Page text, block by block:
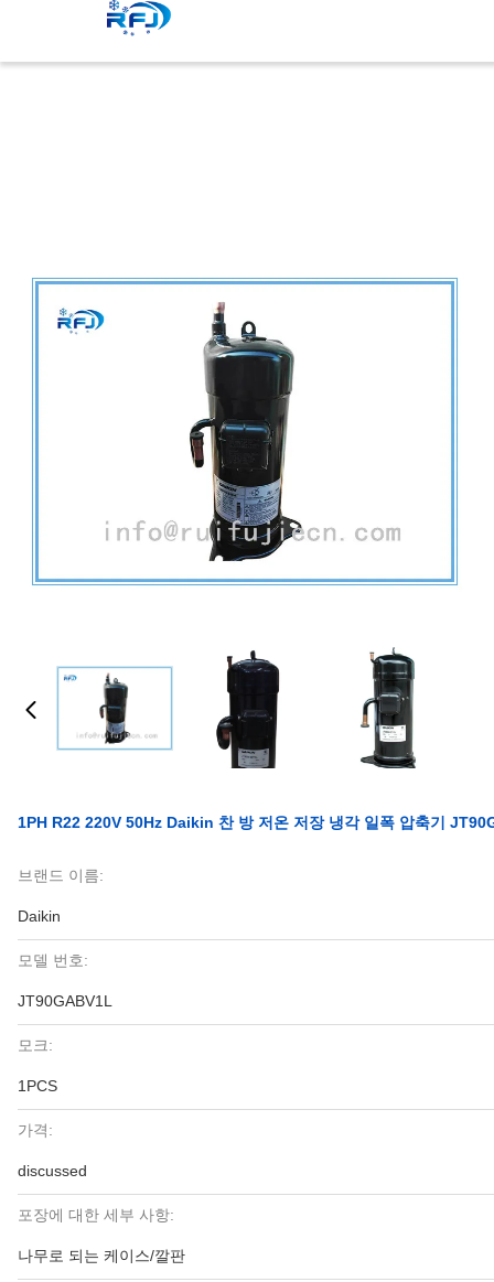
1PH R22 220V 50Hz Daikin 찬 방 저온 저장 냉각 일폭 압축기
브랜드 이름:
Daikin
모델 번호:
JT90GABV1L
모크:
1PCS
가격:
discussed
포장에 대한 세부 사항:
나무로 되는 케이스/깔판